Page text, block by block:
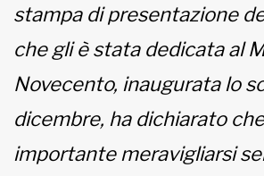
stampa di presentazione
che gli è stata dedicata al
Novecento, inaugurata lo
dicembre, ha dichiarato
importante meravigliarsi